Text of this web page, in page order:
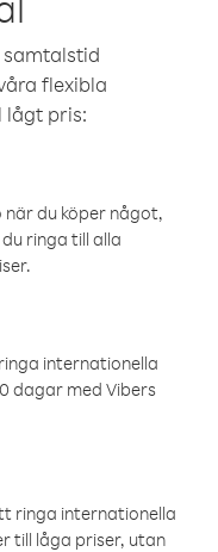
samtalstid
flexibla
lågt pris:
du köper något,
ringa till alla
internationella
dagar med Vibers
ringa internationella
till låga priser, utan